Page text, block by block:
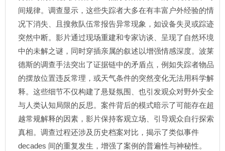
间规律。调查显示，这些失踪者大多在有丰富户外经验的情
况下消失、且搜救队伍常报告异常现象，如设备失灵或踪迹
突然中断。影片通过现场重建和专家访谈、呈现了自然环境
中的未解之谜，同时穿插亲属的叙述以增强情感深度。波莱
德斯的调查手法突出了证据链中的矛盾点，例如失踪者物品
的摆放位置违反常理，或天气条件的突然变化无法用科学解
释。这些细节不仅构建了悬疑氛围、也引发观众对野外安全
与人类认知局限的反思。案件背后的模式暗示了可能存在超
越常规解释的因素，影片保持客观立场、引导观众自行探索
真相。调查过程还涉及历史档案对比，揭示了类似事件
decades 间的重复发生，增强了案例的普遍性与神秘性。